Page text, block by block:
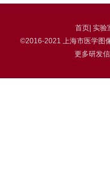
首页 实验
©2016-2021 上海市医学图
更多研发